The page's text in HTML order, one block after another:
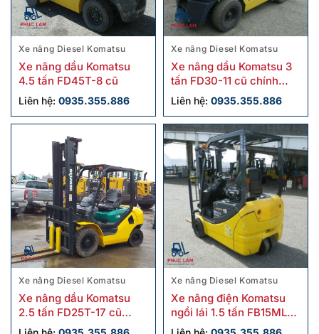
Xe nâng Diesel Komatsu
Xe nâng dầu Komatsu
4.5 tấn FD45T-8 cũ
Liên hệ: 0935.355.886
Xe nâng Diesel Komatsu
Xe nâng dầu Komatsu 3
tấn FD30-11 cũ chính
hãng
Liên hệ: 0935.355.886
Xe nâng Diesel Komatsu
Xe nâng dầu Komatsu
2.5 tấn FD25T-17 cũ
chính hãng
Xe nâng Diesel Komatsu
Xe nâng điện Komatsu
ngồi lái 1.5 tấn FB15ML-
12 cũ